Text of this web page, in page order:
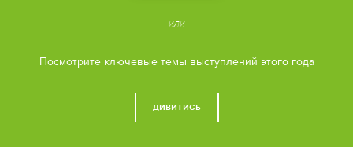
или
Посмотрите ключевые темы выступлений этого года
ДИВИТИСЬ